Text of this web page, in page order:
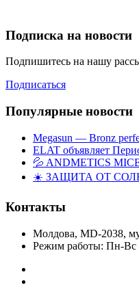
Подписка на новости
Подпишитесь на нашу
Подписаться
Популярные новости
Megasun — Bronz
ELAT объявляет
💦 ANDMETICS
☀️ ЗАЩИТА ОТ
Контакты
Молдова, MD-2038,
Режим работы: Пн-Вс